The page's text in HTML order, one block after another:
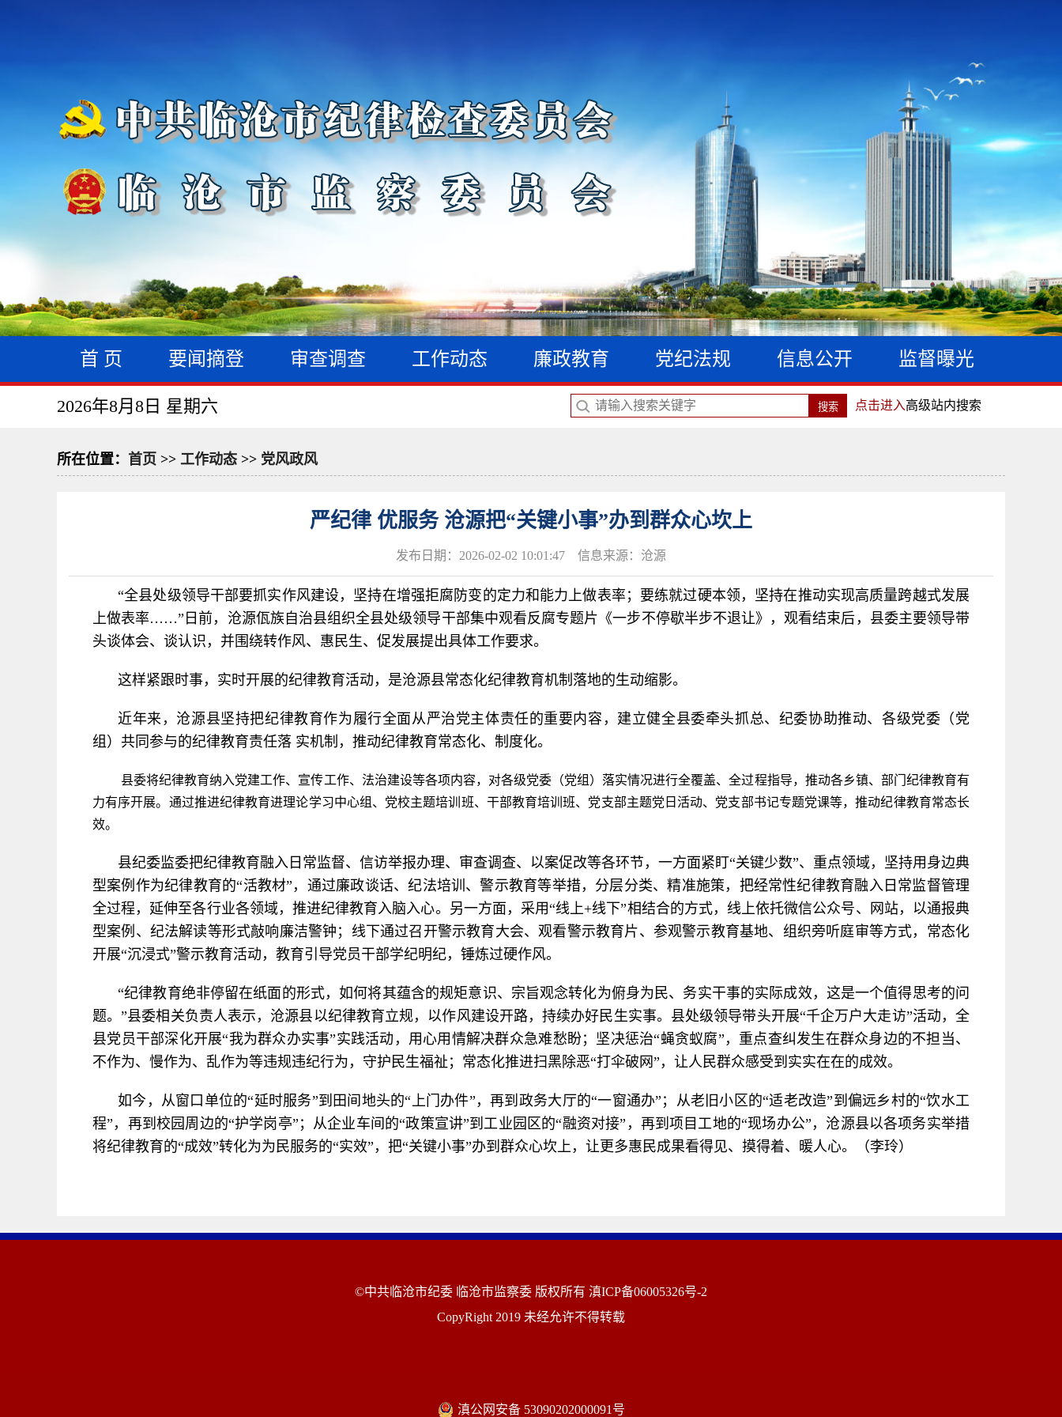
首 页 要闻摘登 审查调查 工作动态 廉政教育 党纪法规 信息公开 监督曝光
2026年8月8日 星期六 点击进入高级站内搜索
所在位置： 首页 >> 工作动态 >> 党风政风
严纪律 优服务 沧源把“关键小事”办到群众心坎上
发布日期：2026-02-02 10:01:47 信息来源：沧源
“全县处级领导干部要抓实作风建设，坚持在增强拒腐防变的定力和能力上做表率；要练就过硬本领，坚持在推动实现高质量跨越式发展
上做表率……”日前，沧源佤族自治县组织全县处级领导干部集中观看反腐专题片《一步不停歇半步不退让》，观看结束后，县委主要领导带
头谈体会、谈认识，并围绕转作风、惠民生、促发展提出具体工作要求。
这样紧跟时事，实时开展的纪律教育活动，是沧源县常态化纪律教育机制落地的生动缩影。
近年来，沧源县坚持把纪律教育作为履行全面从严治党主体责任的重要内容，建立健全县委牵头抓总、纪委协助推动、各级党委（党
组）共同参与的纪律教育责任落 实机制，推动纪律教育常态化、制度化。
县委将纪律教育纳入党建工作、宣传工作、法治建设等各项内容，对各级党委（党组）落实情况进行全覆盖、全过程指导，推动各乡镇、部门纪律教育有
力有序开展。通过推进纪律教育进理论学习中心组、党校主题培训班、干部教育培训班、党支部主题党日活动、党支部书记专题党课等，推动纪律教育常态长
效。
县纪委监委把纪律教育融入日常监督、信访举报办理、审查调查、以案促改等各环节，一方面紧盯“关键少数”、重点领域，坚持用身边典
型案例作为纪律教育的“活教材”，通过廉政谈话、纪法培训、警示教育等举措，分层分类、精准施策，把经常性纪律教育融入日常监督管理
全过程，延伸至各行业各领域，推进纪律教育入脑入心。另一方面，采用“线上+线下”相结合的方式，线上依托微信公众号、网站，以通报典
型案例、纪法解读等形式敲响廉洁警钟；线下通过召开警示教育大会、观看警示教育片、参观警示教育基地、组织旁听庭审等方式，常态化
开展“沉浸式”警示教育活动，教育引导党员干部学纪明纪，锤炼过硬作风。
“纪律教育绝非停留在纸面的形式，如何将其蕴含的规矩意识、宗旨观念转化为俯身为民、务实干事的实际成效，这是一个值得思考的问
题。”县委相关负责人表示，沧源县以纪律教育立规，以作风建设开路，持续办好民生实事。县处级领导带头开展“千企万户大走访”活动，全
县党员干部深化开展“我为群众办实事”实践活动，用心用情解决群众急难愁盼；坚决惩治“蝇贪蚁腐”，重点查纠发生在群众身边的不担当、
不作为、慢作为、乱作为等违规违纪行为，守护民生福祉；常态化推进扫黑除恶“打伞破网”，让人民群众感受到实实在在的成效。
如今，从窗口单位的“延时服务”到田间地头的“上门办件”，再到政务大厅的“一窗通办”；从老旧小区的“适老改造”到偏远乡村的“饮水工
程”，再到校园周边的“护学岗亭”；从企业车间的“政策宣讲”到工业园区的“融资对接”，再到项目工地的“现场办公”，沧源县以各项务实举措
将纪律教育的“成效”转化为为民服务的“实效”，把“关键小事”办到群众心坎上，让更多惠民成果看得见、摸得着、暖人心。（李玲）
©中共临沧市纪委 临沧市监察委 版权所有 滇ICP备06005326号-2
CopyRight 2019 未经允许不得转载
滇公网安备 53090202000091号